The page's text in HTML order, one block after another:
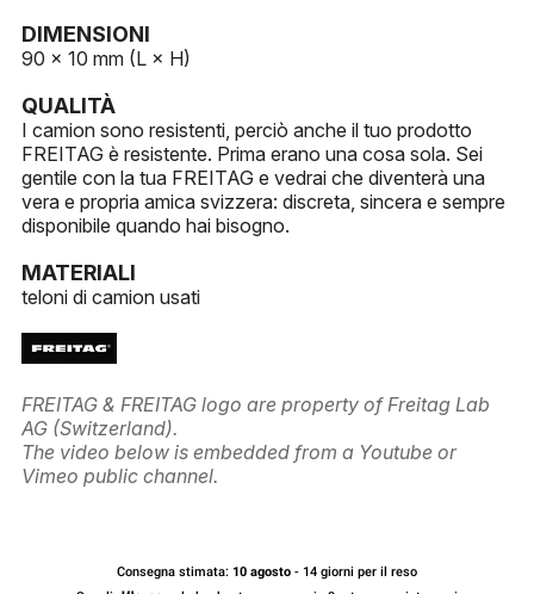
Consegna stimata: 10 agosto - 14 giorni per il reso
DIMENSIONI
90 × 10 mm (L × H)
QUALITÀ
I camion sono resistenti, perciò anche il tuo prodotto
FREITAG è resistente. Prima erano una cosa sola. Sei
gentile con la tua FREITAG e vedrai che diventerà una
vera e propria amica svizzera: discreta, sincera e sempre
disponibile quando hai bisogno.
MATERIALI
teloni di camion usati
FREITAG & FREITAG logo are property of Freitag Lab
AG (Switzerland).
The video below is embedded from a Youtube or
Vimeo public channel.